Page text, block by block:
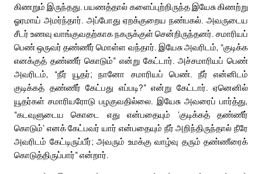
கிணறும் இருந்தது. பயணத்தால் களைப்புற்றிருந்த இயேசு கிணற்று
ஓரமாய் அமர்ந்தார். அப்போது ஏறக்குறைய நண்பகல். அவருடைய
சீடர் உணவு வாங்குவதற்காக நகருக்குள் சென்றிருந்தனர். சமாரியப்
பெண் ஒருவர் தண்ணீர் மொள்ள வந்தார். இயேசு அவரிடம், “குடிக்க
எனக்குத் தண்ணீர் கொடும்” என்று கேட்டார். அச்சமாரியப் பெண்
அவரிடம், “நீர் யூதர்; நானோ சமாரியப் பெண். நீர் என்னிடம்
குடிக்கத் தண்ணீர் கேட்பது எப்படி?” என்று கேட்டார். ஏனெனில்
யூதர்கள் சமாரியரோடு பழகுவதில்லை. இயேசு அவரைப் பார்த்து,
“கடவுளுடைய கொடை எது என்பதையும் ‘குடிக்கத் தண்ணீர்
கொடும்’ எனக் கேட்பவர் யார் என்பதையும் நீர் அறிந்திருந்தால் நீரே
அவரிடம் கேட்டிருப்பீர்; அவரும் உமக்கு வாழ்வு தரும் தண்ணீரைக்
கொடுத்திருப்பார்” என்றார்.